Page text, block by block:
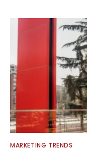
MARKETING TRENDS